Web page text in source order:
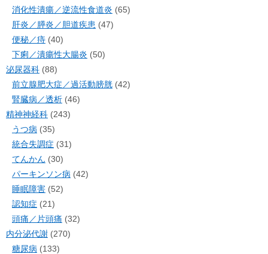
消化性潰瘍／逆流性食道炎 (65)
肝炎／膵炎／胆道疾患 (47)
便秘／痔 (40)
下痢／潰瘍性大腸炎 (50)
泌尿器科 (88)
前立腺肥大症／過活動膀胱 (42)
腎臓病／透析 (46)
精神神経科 (243)
うつ病 (35)
統合失調症 (31)
てんかん (30)
パーキンソン病 (42)
睡眠障害 (52)
認知症 (21)
頭痛／片頭痛 (32)
内分泌代謝 (270)
糖尿病 (133)